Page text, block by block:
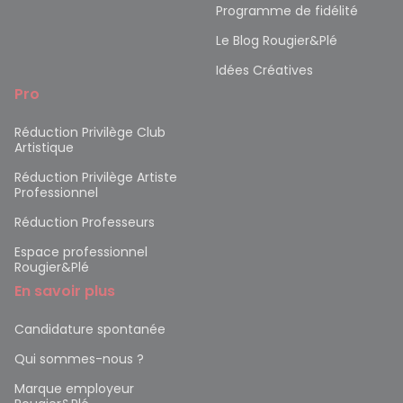
Programme de fidélité
Le Blog Rougier&Plé
Idées Créatives
Pro
Réduction Privilège Club
Artistique
Réduction Privilège Artiste
Professionnel
Réduction Professeurs
Espace professionnel
Rougier&Plé
En savoir plus
Candidature spontanée
Qui sommes-nous ?
Marque employeur